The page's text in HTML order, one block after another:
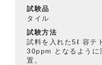
試験品
タイル
試験方法
試料を入れた5ℓ 容テ
30ppm となるように
置。